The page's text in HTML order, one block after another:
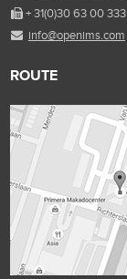
+ 31(0)30 63 00 333
info@openims.com
ROUTE